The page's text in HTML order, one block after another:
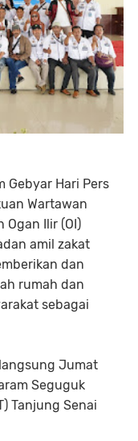
Gebyar Hari Pers
Wartawan
Ogan Ilir (OI)
amil zakat
dan
rumah dan
sebagai
Jumat
Seguguk
Tanjung Senai